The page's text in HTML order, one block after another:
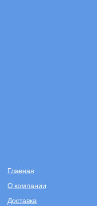
Главная
О компании
Доставка